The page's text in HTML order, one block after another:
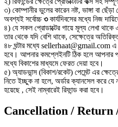
৩) কোম্পানীর ভুলের কারেন নষ্ট, ভাঙ্গা বা
অবশ্যই সর্বোচ্চ ৩কার্যদিবসের মধ্যে নিজ
৪) যে সকল প্রোডাক্টের গায়ে মূল্য লেখা
তার থেকে যদি বেশি থাকে, সেক্ষেত্রে
৪৮ ঘন্টার মধ্যে sellerhaat@gmail.com এ
হবে। আপনার কমপ্লেইনটি ঠিক হলে আপনার
মধ্যে বিকাশের মাধ্যমে ফেরত দেয়া হবে।
৫) অ্যাডভান্স (বিকাশ/রকেট) পেমেন্ট এর
নিতে ইচ্ছুক না হলে, অর্ডার ক্যানসেল করে যে
হয়েছে , সেই নাম্বারেই রিফান্ড করা হবে।
Cancellation / Return